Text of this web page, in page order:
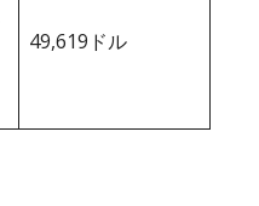
49,619ドル